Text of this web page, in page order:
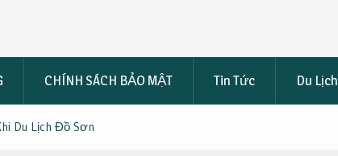
CHÍNH SÁCH BẢO MẬT Tin Tức Du Lịch
Du Lịch Đồ Sơn